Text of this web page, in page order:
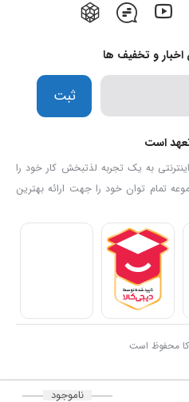
ناموجود
و تخفیف ها
ثبت
است
به یک تجربه لذتبخش کار خود را
تمام توان خود را جهت ارائه بهترین
خود را همواره آسوده سازد. ما
اطمینان داریم تیم حرفه ای ما با 13 سال سابقه در این زمینه، به رویا های شما
محفوظ است